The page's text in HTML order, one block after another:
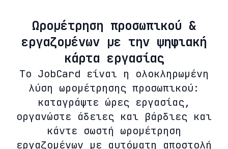
Ωρομέτρηση προσωπικού &
εργαζομένων με την ψηφιακή
κάρτα εργασίας
Το JobCard είναι η ολοκληρωμένη
λύση ωρομέτρησης προσωπικού:
καταγράψτε ώρες εργασίας,
οργανώστε άδειες και βάρδιες και
κάντε σωστή ωρομέτρηση
εργαζομένων με αυτόματη αποστολή